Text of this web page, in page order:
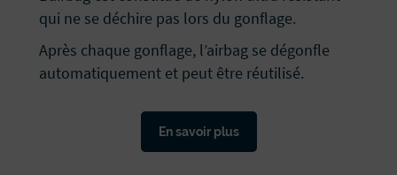
qui ne se déchire pas lors du gonflage.
Après chaque gonflage, l’airbag se dégonfle
automatiquement et peut être réutilisé.
En savoir plus